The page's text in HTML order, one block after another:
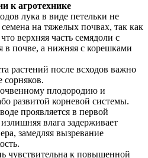
к агротехнике
лука в виде петельки не
семена на тяжелых почвах, так как
верхняя часть семядоли с
в почве, а нижняя с корешками
растений после всходов важно
сорняков.
плодородию и
развитой корневой системы.
проявляется в первой
влага задерживает
замедляя вызревание
чувствительна к повышенной